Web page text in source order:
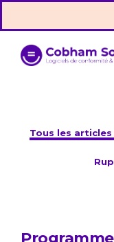
Tous les articles